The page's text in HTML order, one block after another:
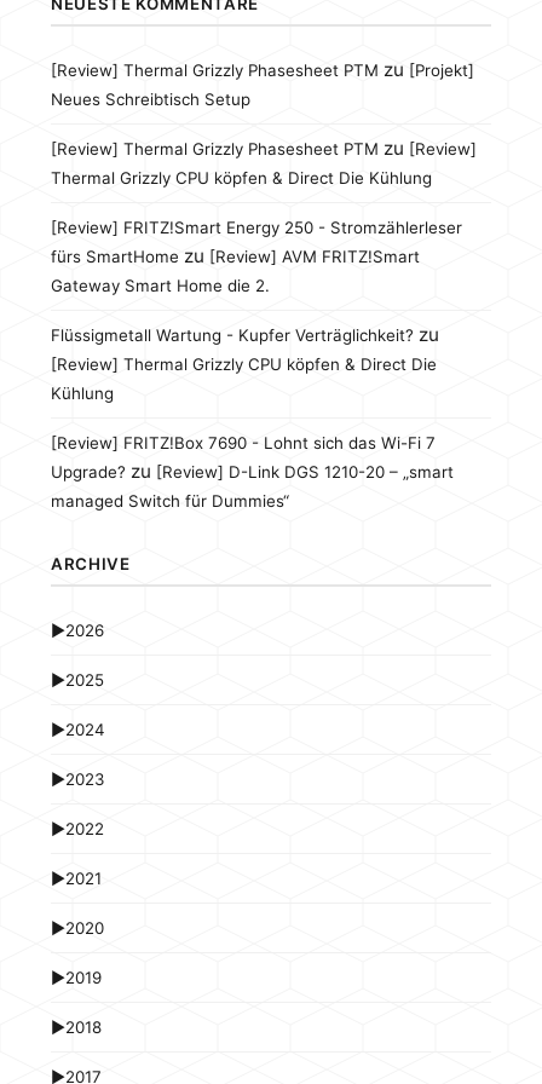
[Review] Thermal Grizzly Phasesheet PTM zu [Projekt]
Neues Schreibtisch Setup
[Review] Thermal Grizzly Phasesheet PTM zu [Review]
Thermal Grizzly CPU köpfen & Direct Die Kühlung
[Review] FRITZ!Smart Energy 250 - Stromzählerleser
fürs SmartHome zu [Review] AVM FRITZ!Smart
Gateway Smart Home die 2.
Flüssigmetall Wartung - Kupfer Verträglichkeit? zu
[Review] Thermal Grizzly CPU köpfen & Direct Die
Kühlung
[Review] FRITZ!Box 7690 - Lohnt sich das Wi-Fi 7
Upgrade? zu [Review] D-Link DGS 1210-20 – „smart
managed Switch für Dummies“
ARCHIVE
►2026
►2025
►2024
►2023
►2022
►2021
►2020
►2019
►2018
►2017